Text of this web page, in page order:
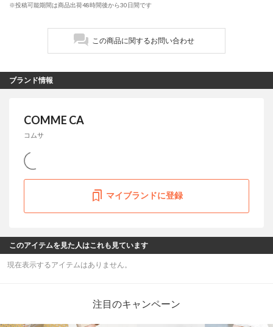
※投稿可能期間は商品出荷48時間後から30日間です
この商品に関するお問い合わせ
ブランド情報
COMME CA
コムサ
マイブランドに登録
このアイテムを見た人はこれも見ています
現在表示するアイテムはありません。
注目のキャンペーン